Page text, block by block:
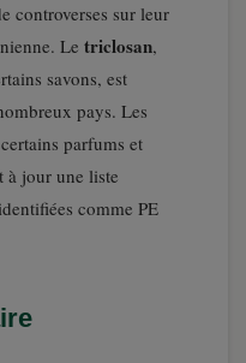
controverses sur leur
Le triclosan,
savons, est
pays. Les
parfums et
à jour une liste
comme PE